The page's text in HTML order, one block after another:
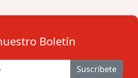
Boletín
Suscribete